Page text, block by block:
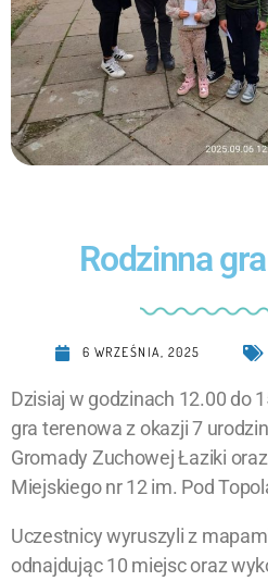
Rodzinna
6 WRZEŚNIA, 2025
Dzisiaj w godzinach 12.00 do
gra terenowa z okazji 7
Gromady Zuchowej Łaziki
Miejskiego nr12 im. Pod
Uczestnicy wyruszyli z
odnajdując 10 miejsc oraz